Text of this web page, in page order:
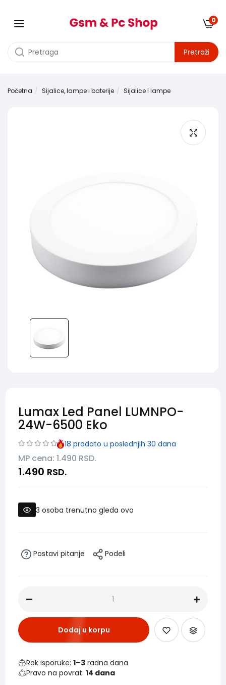
Pretraži
0
Početna Sijalice, lampe i baterije Sijalice i lampe
Lumax Led Panel LUMNPO-
24W-6500 Eko
18 prodato u poslednjih 30 dana
MP cena: 1.490 RSD.
1.490 RSD.
3 osoba trenutno gleda ovo
Postavi pitanje Podeli
Dodaj u korpu
Rok isporuke:1–3 radna dana
Pravo na povrat:14 dana